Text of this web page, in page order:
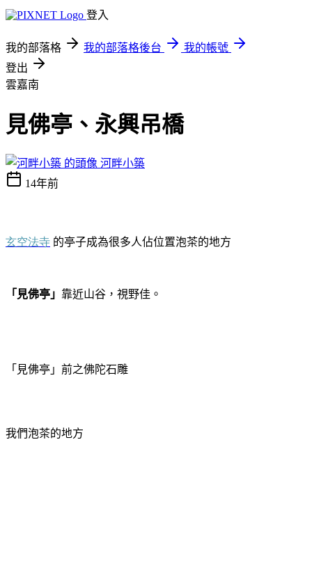
登入
我的部落格 我的部落格後台
我的帳號
登出
雲嘉南
見佛亭、永興吊橋
河畔小築
14年前
玄空法寺 的亭子成為很多人佔位置泡茶的地方
「見佛亭」 靠近山谷，視野佳。
「見佛亭」前之佛陀石雕
我們泡茶的地方